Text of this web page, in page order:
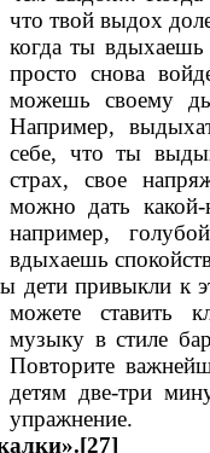
что твой выдох
когда ты
просто снова
можешь своему
Например,
себе, что ты
страх, свое
можно дать
например,
вдыхаешь
дети привыкли к
можете ставить
музыку в стиле
Повторите
детям две-три
упражнение.